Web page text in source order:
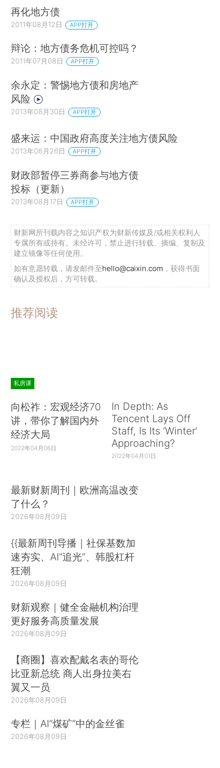
再化地方债
2011年08月12日 APP打开
辩论：地方债务危机可控吗？
2011年07月08日 APP打开
余永定：警惕地方债和房地产
风险
2013年08月30日 APP打开
盛来运：中国政府高度关注地方债风险
2013年08月26日 APP打开
财政部暂停三券商参与地方债
投标（更新）
2013年08月17日 APP打开
财新网所刊载内容之知识产权为财新传媒及/或相关权利人
专属所有或持有。未经许可，禁止进行转载、摘编、复制及
建立镜像等任何使用。
如有意愿转载，请发邮件至hello@caixin.com ，获得书面
确认及授权后，方可转载。
推荐阅读
私房课
向松祚：宏观经济70
讲，带你了解国内外
经济大局
2022年04月06日
In Depth: As
Tencent Lays Off
Staff, Is Its ‘Winter’
Approaching?
2022年04月01日
最新财新周刊｜欧洲高温改变
了什么？
2026年08月09日
{{最新周刊导播｜社保基数加
速夯实、AI“追光”、韩股杠杆
狂潮
2026年08月09日
财新观察｜健全金融机构治理
更好服务高质量发展
2026年08月09日
【商圈】喜欢配戴名表的哥伦
比亚新总统 商人出身拉美右
翼又一员
2026年08月09日
专栏｜AI“煤矿”中的金丝雀
2026年08月09日